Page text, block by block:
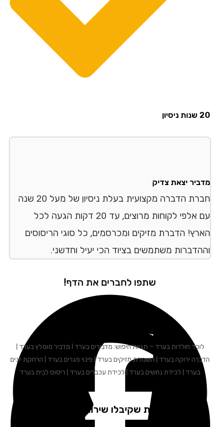
20 שנות ניסיון
מדביר יצאת צדיק
חברת הדברה מקצועית בעלת ניסיון של מעל 20 שנה
עם אלפי לקוחות מרוצים, עד 20 דקות הגעה לכל
הארץ! הדברת מזיקים ומכרסמים, כל סוגי הריסוסים
וההדברות משתמשים בציוד הכי יעיל וחדשני.
שתפו לחברים את הדף!
לוכד חולדות בערד – תגיות חיפוש: מדבירים בערד I מדביר מומלץ בערד |
הדברה ירוקה בערד | השמדת מזיקים בערד | פינוי פגרים בערד | הרחקת יונים
בערד | לכידת נחשים בערד | לכידת עכברים בערד | ריסוס לבית בערד
לקוחות שקיבלו שירות ממליצים